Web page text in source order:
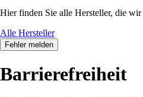
Hier finden Sie alle Hersteller, die
Alle Hersteller
Fehler melden
Barrierefreiheit